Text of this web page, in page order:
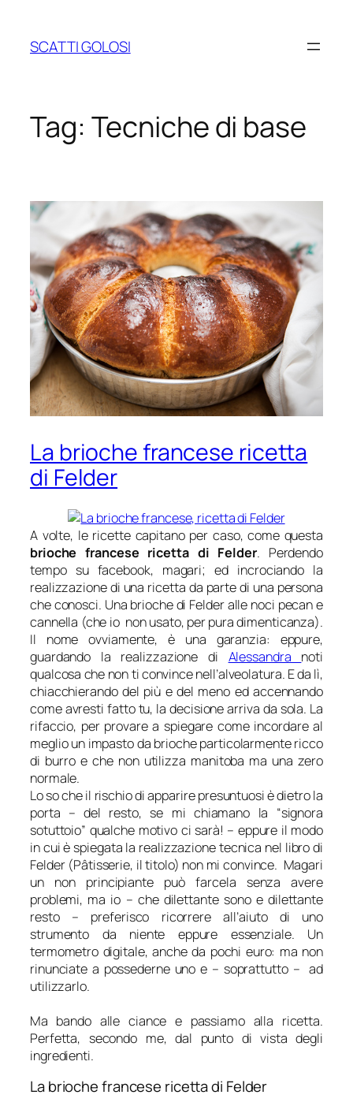
contenuto
SCATTI GOLOSI
Tag: Tecniche di base
La brioche francese ricetta
di Felder
A volte, le ricette capitano per caso, come questa
brioche francese ricetta di Felder. Perdendo
tempo su facebook, magari; ed incrociando la
realizzazione di una ricetta da parte di una persona
che conosci. Una brioche di Felder alle noci pecan e
cannella (che io non usato, per pura dimenticanza).
Il nome ovviamente, è una garanzia: eppure,
guardando la realizzazione di Alessandra noti
qualcosa che non ti convince nell’alveolatura. E da lì,
chiacchierando del più e del meno ed accennando
come avresti fatto tu, la decisione arriva da sola. La
rifaccio, per provare a spiegare come incordare al
meglio un impasto da brioche particolarmente ricco
di burro e che non utilizza manitoba ma una zero
normale.
Lo so che il rischio di apparire presuntuosi è dietro la
porta – del resto, se mi chiamano la “signora
sotuttoio” qualche motivo ci sarà! – eppure il modo
in cui è spiegata la realizzazione tecnica nel libro di
Felder (Pâtisserie, il titolo) non mi convince. Magari
un non principiante può farcela senza avere
problemi, ma io – che dilettante sono e dilettante
resto – preferisco ricorrere all’aiuto di uno
strumento da niente eppure essenziale. Un
termometro digitale, anche da pochi euro: ma non
rinunciate a possederne uno e – soprattutto – ad
utilizzarlo.
Ma bando alle ciance e passiamo alla ricetta.
Perfetta, secondo me, dal punto di vista degli
ingredienti.
La brioche francese ricetta di Felder